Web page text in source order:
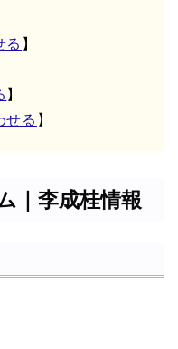
る 】
】
せる 】
｜李成桂情報